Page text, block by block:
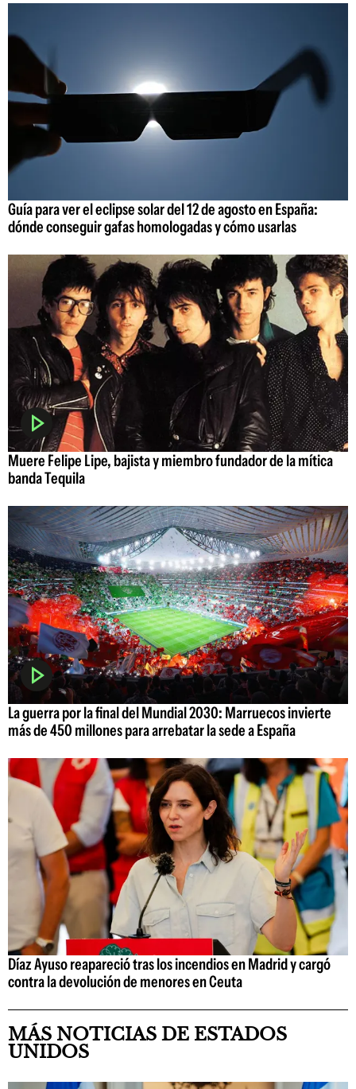
Guía para ver el eclipse solar del 12 de agosto en España:
dónde conseguir gafas homologadas y cómo usarlas
Muere Felipe Lipe, bajista y miembro fundador de la mítica
banda Tequila
La guerra por la final del Mundial 2030: Marruecos invierte
más de 450 millones para arrebatar la sede a España
Díaz Ayuso reapareció tras los incendios en Madrid y cargó
contra la devolución de menores en Ceuta
MÁS NOTICIAS DE ESTADOS
UNIDOS